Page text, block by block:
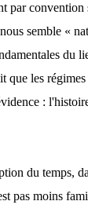
par convention
semble «
du
que les
:
du temps,
pas moins